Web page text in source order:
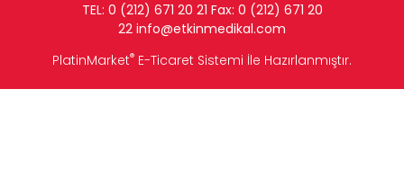
TEL: 0 (212) 671 20 21 Fax: 0 (212) 671 20
22 info@etkinmedikal.com
PlatinMarket® E-Ticaret Sistemi İle Hazırlanmıştır.